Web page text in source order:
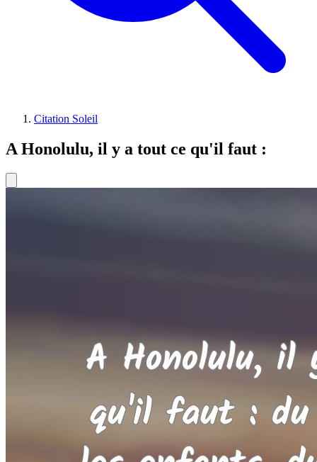
Citation Soleil
A Honolulu, il y a tout ce qu'il faut :